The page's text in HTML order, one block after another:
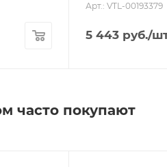
Арт.: VTL-00193379
5 443 руб./
часто покупают